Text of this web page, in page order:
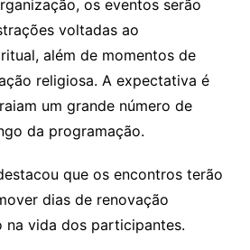
os eventos serão
voltadas ao
além de momentos de
religiosa. A expectativa é
um grande número de
da programação.
que os encontros terão
dias de renovação
na vida dos participantes.